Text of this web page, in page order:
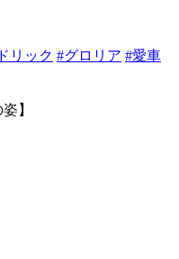
リック #グロリア #愛車
】